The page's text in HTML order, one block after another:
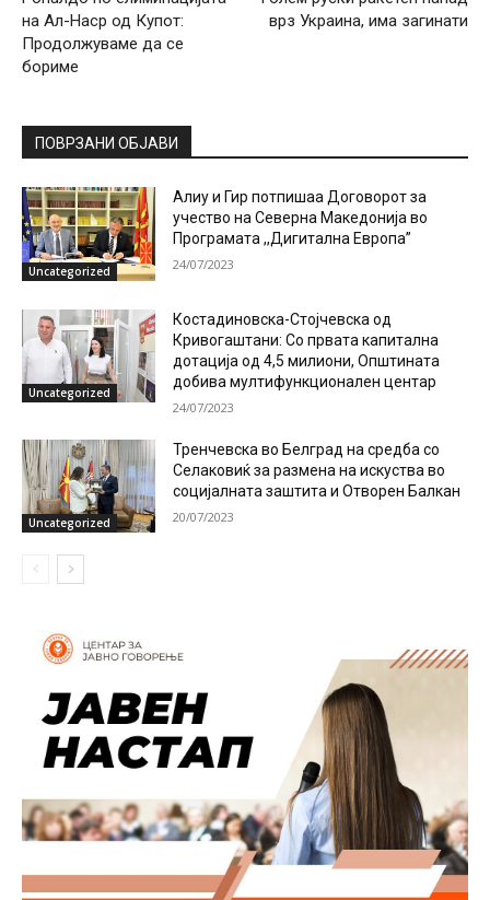
на Ал-Наср од Купот:
Продолжуваме да се
бориме
врз Украина, има загинати
ПОВРЗАНИ ОБЈАВИ
Uncategorized
Алиу и Гир потпишаа Договорот за
учество на Северна Македонија во
Програмата ,,Дигитална Европа”
24/07/2023
Uncategorized
Костадиновска-Стојчевска од
Кривогаштани: Со првата капитална
дотација од 4,5 милиони, Општината
добива мултифункционален центар
24/07/2023
Uncategorized
Тренчевска во Белград на средба со
Селаковиќ за размена на искуства во
социјалната заштита и Отворен Балкан
20/07/2023